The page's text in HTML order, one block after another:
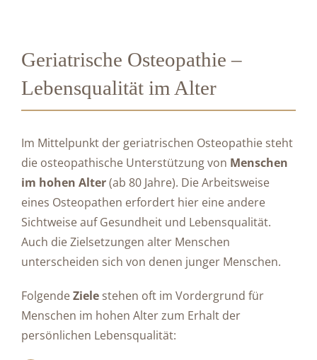
Geriatrische Osteopathie –
Lebensqualität im Alter
Im Mittelpunkt der geriatrischen Osteopathie steht
die osteopathische Unterstützung von Menschen
im hohen Alter(ab 80 Jahre). Die Arbeitsweise
eines Osteopathen erfordert hier eine andere
Sichtweise auf Gesundheit und Lebensqualität.
Auch die Zielsetzungen alter Menschen
unterscheiden sich von denen junger Menschen.
FolgendeZiele stehen oft im Vordergrund für
Menschen im hohen Alter zum Erhalt der
persönlichen Lebensqualität: